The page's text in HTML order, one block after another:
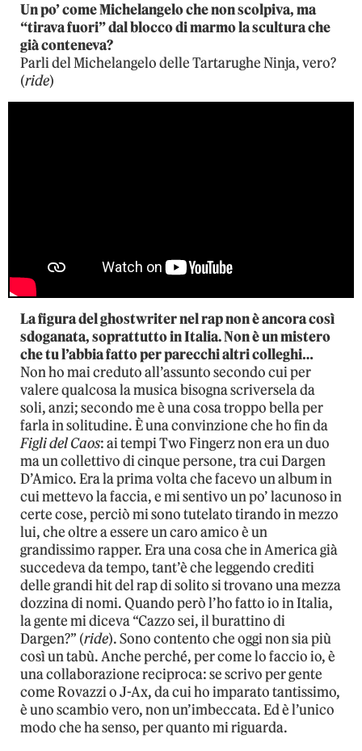
Un po’ come Michelangelo che non scolpiva, ma
“tirava fuori” dal blocco di marmo la scultura che
già conteneva?
Parli del Michelangelo delle Tartarughe Ninja, vero?
(ride)
La figura del ghostwriter nel rap non è ancora così
sdoganata, soprattutto in Italia. Non è un mistero
che tu l’abbia fatto per parecchi altri colleghi…
Non ho mai creduto all’assunto secondo cui per
valere qualcosa la musica bisogna scriversela da
soli, anzi; secondo me è una cosa troppo bella per
farla in solitudine. È una convinzione che ho fin da
Figli del Caos: ai tempi Two Fingerz non era un duo
ma un collettivo di cinque persone, tra cui Dargen
D’Amico. Era la prima volta che facevo un album in
cui mettevo la faccia, e mi sentivo un po’ lacunoso in
certe cose, perciò mi sono tutelato tirando in mezzo
lui, che oltre a essere un caro amico è un
grandissimo rapper. Era una cosa che in America già
succedeva da tempo, tant’è che leggendo crediti
delle grandi hit del rap di solito si trovano una mezza
dozzina di nomi. Quando però l’ho fatto io in Italia,
la gente mi diceva “Cazzo sei, il burattino di
Dargen?” (ride). Sono contento che oggi non sia più
così un tabù. Anche perché, per come lo faccio io, è
una collaborazione reciproca: se scrivo per gente
come Rovazzi o J-Ax, da cui ho imparato tantissimo,
è uno scambio vero, non un’imbeccata. Ed è l’unico
modo che ha senso, per quanto mi riguarda.